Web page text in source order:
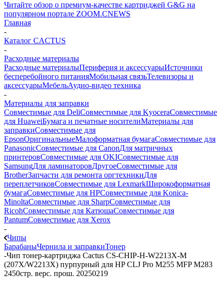
Читайте обзор о премиум-качестве картриджей G&G на
популярном портале ZOOM.CNEWS
Главная
-
Каталог CACTUS
-
Расходные материалы
Расходные материалыПериферия и аксессуарыИсточники
бесперебойного питанияМобильная связьТелевизоры и
аксессуарыМебельАудио-видео техника
-
Материалы для заправки
Совместимые для DeliСовместимые для KyoceraСовместимые
для HuaweiБумага и печатные носителиМатериалы для
заправкиСовместимые для
EpsonОригинальныеМалоформатная бумагаСовместимые для
PanasonicСовместимые для CanonДля матричных
принтеровСовместимые для OKIСовместимые для
SamsungДля ламинаторовДругоеСовместимые для
BrotherЗапчасти для ремонта оргтехникиДля
переплетчиковСовместимые для LexmarkШирокоформатная
бумагаСовместимые для HPСовместимые для Konica-
MinoltaСовместимые для SharpСовместимые для
RicohСовместимые для КатюшаСовместимые для
PantumСовместимые для Xerox
-
Чипы
БарабаныЧернила и заправкиТонер
-Чип тонер-картриджа Cactus CS-CHIP-H-W2213X-M
(207X/W2213X) пурпурный для HP CLJ Pro M255 MFP M283
2450стр. верс. прош. 20250219